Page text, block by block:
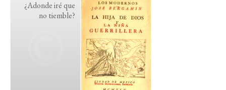
¿Adonde iré que
no tiemble?